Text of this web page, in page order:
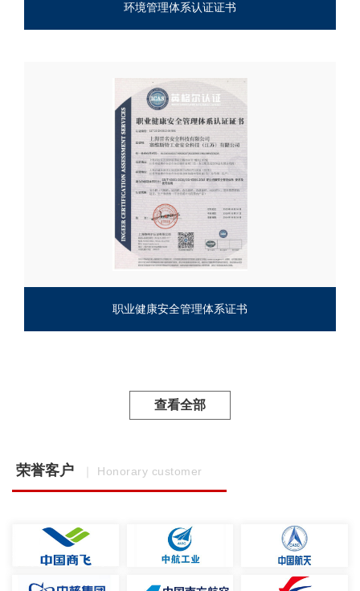
环境管理体系认证证书
职业健康安全管理体系证书
查看全部
荣誉客户 ｜ Honorary customer